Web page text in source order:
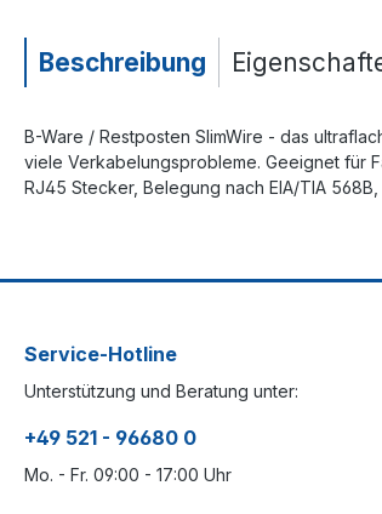
Beschreibung
B-Ware / Restposten SlimWire - das
viele Verkabelungsprobleme. Geeignet für
RJ45 Stecker, Belegung nach EIA/TIA
Service-Hotline
Unterstützung und Beratung unter:
+49 521 - 96680 0
Mo. - Fr. 09:00 - 17:00 Uhr